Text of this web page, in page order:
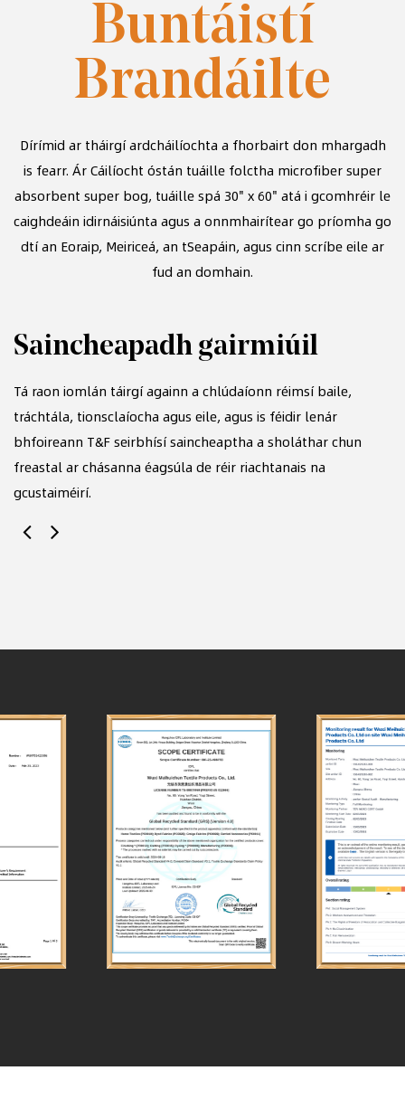
Buntáistí
Brandáilte
Dírímid ar tháirgí ardcháilíochta a fhorbairt don mhargadh
is fearr. ÁrCáilíocht óstán tuáille folctha microfiber super
absorbent super bog, tuáille spá 30" x 60" atá i gcomhréir le
caighdeáin idirnáisiúnta agus a onnmhairítear go príomha go
dtí an Eoraip, Meiriceá, an tSeapáin, agus cinn scríbe eile ar
fud an domhain.
Saincheapadh gairmiúil
Tá raon iomlán táirgí againn a chlúdaíonn réimsí baile,
tráchtála, tionsclaíocha agus eile, agus is féidir lenár
bhfoireann T&F seirbhísí saincheaptha a sholáthar chun
freastal ar chásanna éagsúla de réir riachtanais na
gcustaiméirí.